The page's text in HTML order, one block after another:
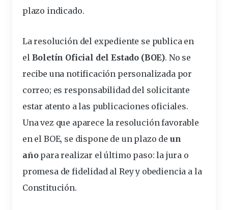
plazo indicado.
La resolución del expediente se publica en
el Boletín Oficial del Estado (BOE). No se
recibe una notificación personalizada por
correo; es responsabilidad del solicitante
estar atento a las publicaciones oficiales.
Una vez que aparece la resolución favorable
en el BOE, se dispone de un plazo de un
añopara realizar el último paso: la jura o
promesa de fidelidad al Rey y obediencia a la
Constitución.